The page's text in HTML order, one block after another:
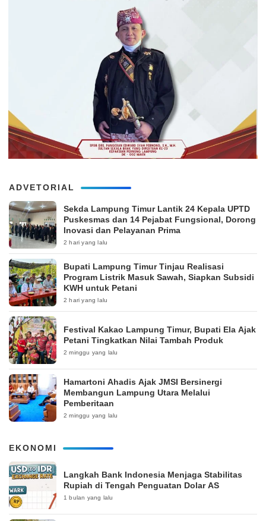
ADVETORIAL
‎Sekda Lampung Timur Lantik 24 Kepala UPTD
Puskesmas dan 14 Pejabat Fungsional, Dorong
Inovasi dan Pelayanan Prima
2 hari yang lalu
Bupati Lampung Timur Tinjau Realisasi
Program Listrik Masuk Sawah, Siapkan Subsidi
KWH untuk Petani
2 hari yang lalu
‎Festival Kakao Lampung Timur, Bupati Ela Ajak
Petani Tingkatkan Nilai Tambah Produk
2 minggu yang lalu
Hamartoni Ahadis Ajak JMSI Bersinergi
Membangun Lampung Utara Melalui
Pemberitaan
2 minggu yang lalu
EKONOMI
Langkah Bank Indonesia Menjaga Stabilitas
Rupiah di Tengah Penguatan Dolar AS
1 bulan yang lalu